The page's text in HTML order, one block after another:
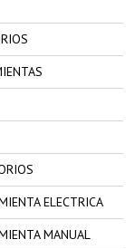
ELECTRICA
MANUAL